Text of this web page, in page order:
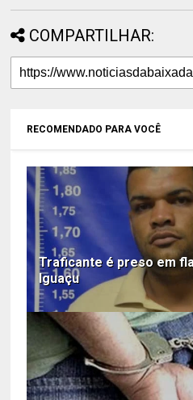
COMPARTILHAR:
RECOMENDADO PARA VOCÊ
Traficante é preso em
Iguaçu